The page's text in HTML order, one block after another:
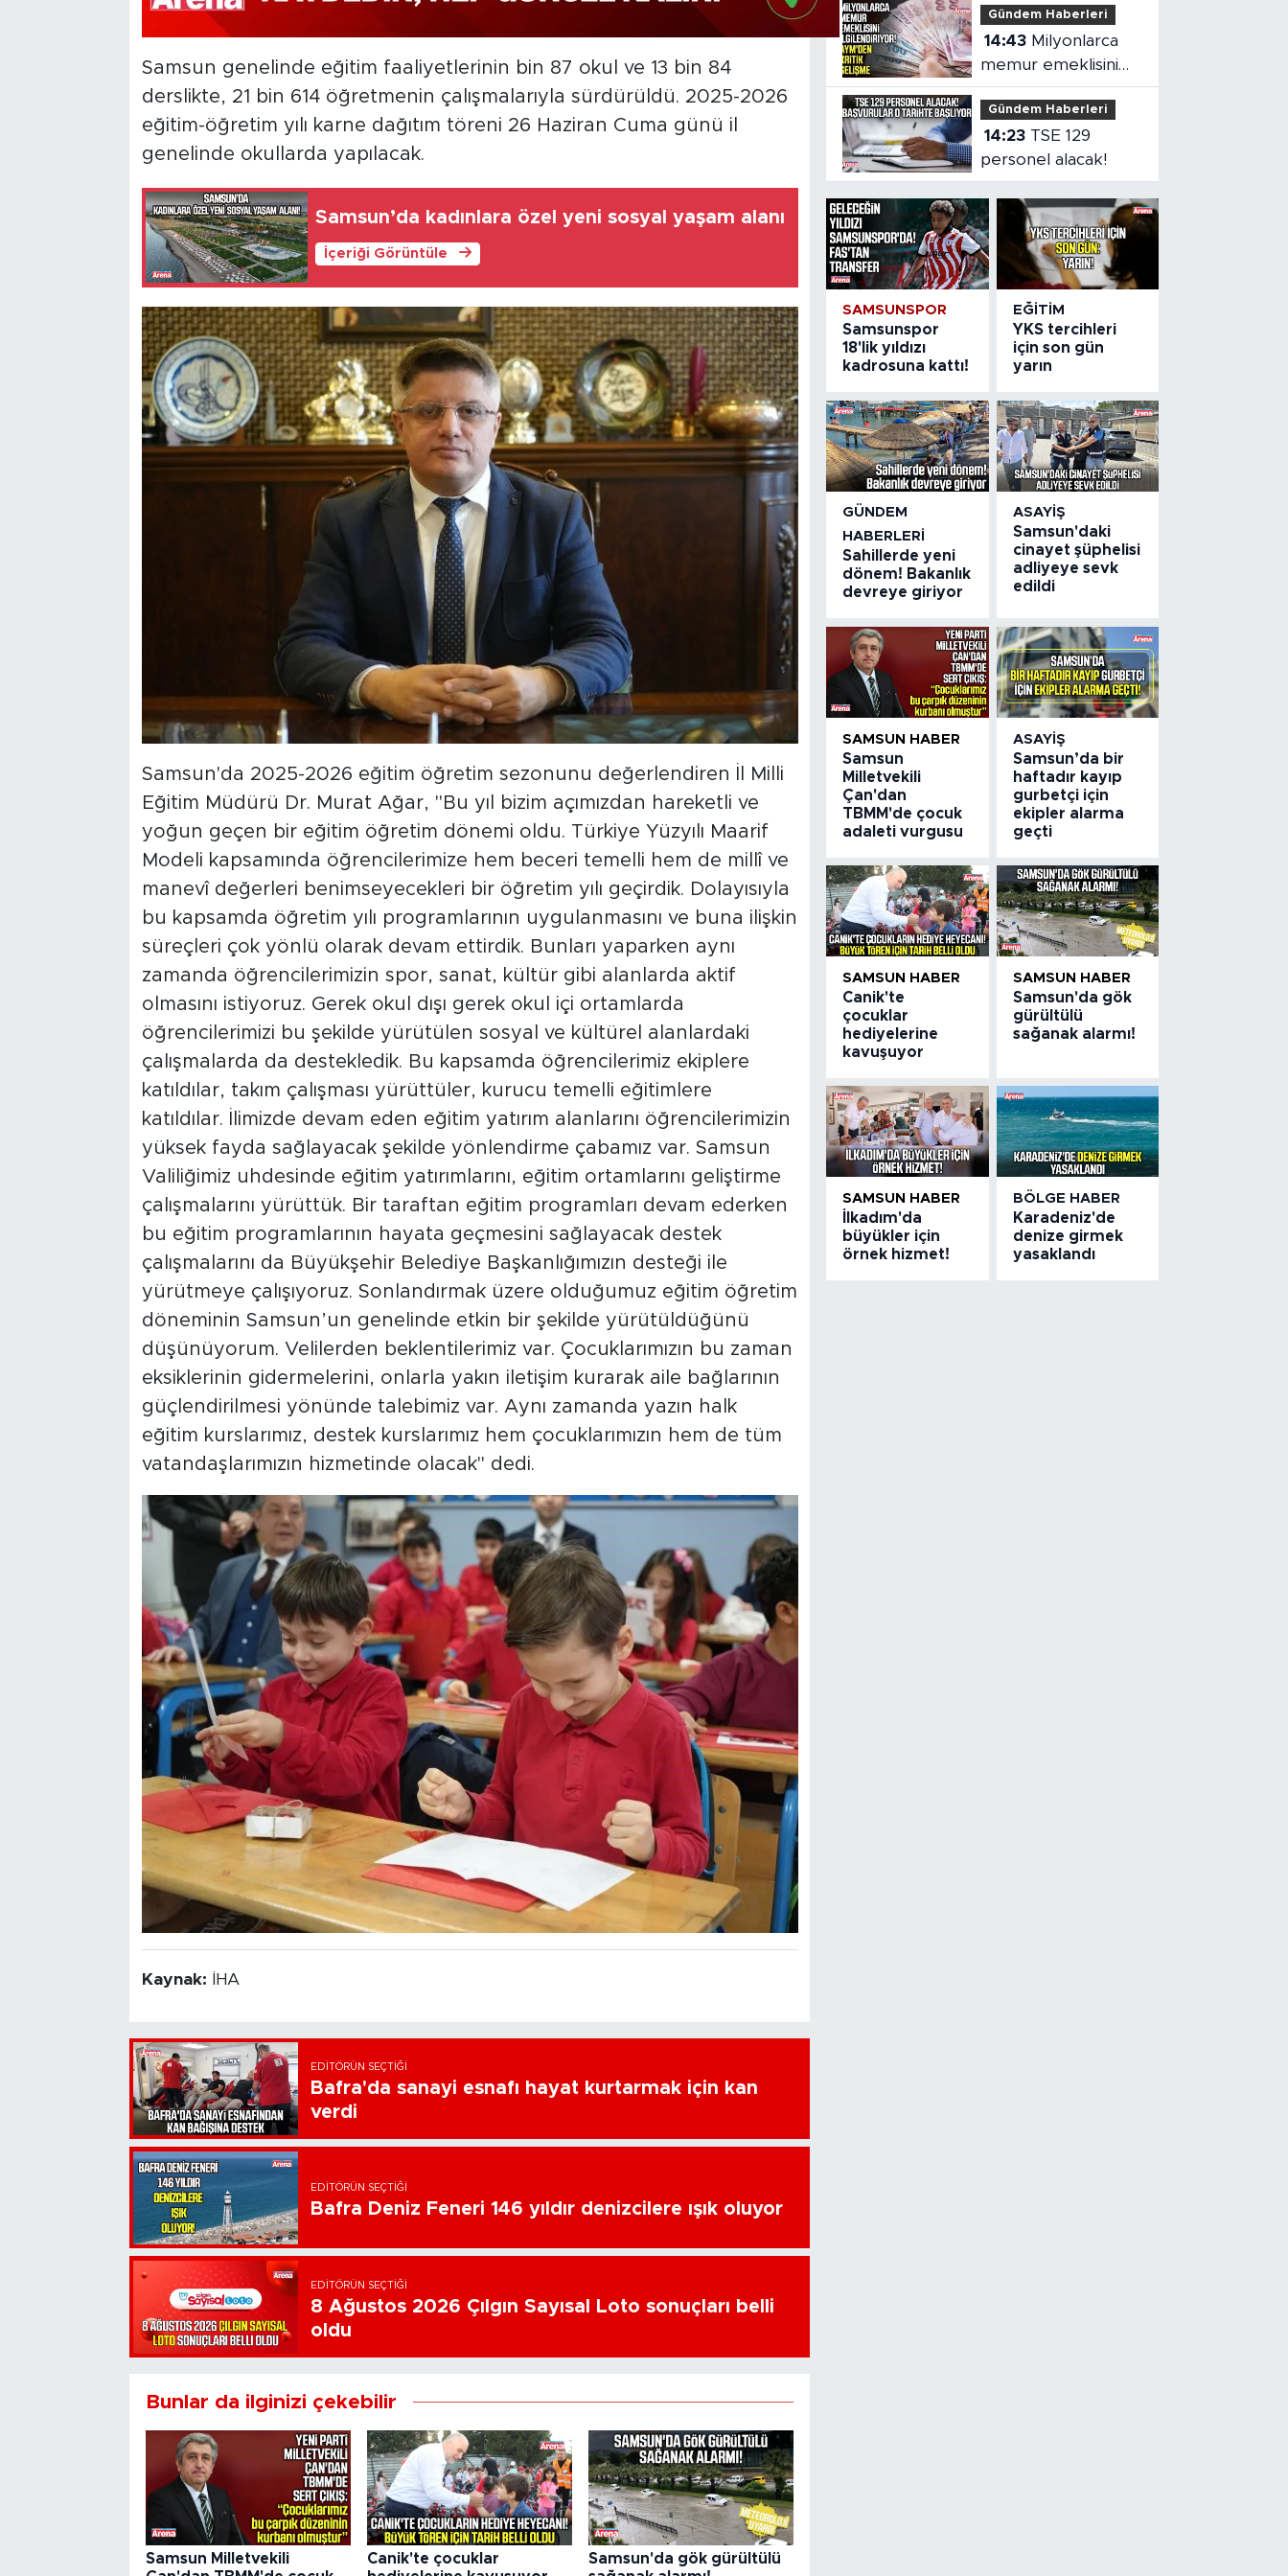
Samsun genelinde eğitim faaliyetlerinin bin 87 okul ve 13 bin 84
derslikte, 21 bin 614 öğretmenin çalışmalarıyla sürdürüldü. 2025-2026
eğitim-öğretim yılı karne dağıtım töreni 26 Haziran Cuma günü il
genelinde okullarda yapılacak.
Samsun’da kadınlara özel yeni sosyal yaşam alanı
İçeriği Görüntüle
Samsun'da 2025-2026 eğitim öğretim sezonunu değerlendiren İl Milli
Eğitim Müdürü Dr. Murat Ağar, "Bu yıl bizim açımızdan hareketli ve
yoğun geçen bir eğitim öğretim dönemi oldu. Türkiye Yüzyılı Maarif
Modeli kapsamında öğrencilerimize hem beceri temelli hem de millî ve
manevî değerleri benimseyecekleri bir öğretim yılı geçirdik. Dolayısıyla
bu kapsamda öğretim yılı programlarının uygulanmasını ve buna ilişkin
süreçleri çok yönlü olarak devam ettirdik. Bunları yaparken aynı
zamanda öğrencilerimizin spor, sanat, kültür gibi alanlarda aktif
olmasını istiyoruz. Gerek okul dışı gerek okul içi ortamlarda
öğrencilerimizi bu şekilde yürütülen sosyal ve kültürel alanlardaki
çalışmalarda da destekledik. Bu kapsamda öğrencilerimiz ekiplere
katıldılar, takım çalışması yürüttüler, kurucu temelli eğitimlere
katıldılar. İlimizde devam eden eğitim yatırım alanlarını öğrencilerimizin
yüksek fayda sağlayacak şekilde yönlendirme çabamız var. Samsun
Valiliğimiz uhdesinde eğitim yatırımlarını, eğitim ortamlarını geliştirme
çalışmalarını yürüttük. Bir taraftan eğitim programları devam ederken
bu eğitim programlarının hayata geçmesini sağlayacak destek
çalışmalarını da Büyükşehir Belediye Başkanlığımızın desteği ile
yürütmeye çalışıyoruz. Sonlandırmak üzere olduğumuz eğitim öğretim
döneminin Samsun’un genelinde etkin bir şekilde yürütüldüğünü
düşünüyorum. Velilerden beklentilerimiz var. Çocuklarımızın bu zaman
eksiklerinin gidermelerini, onlarla yakın iletişim kurarak aile bağlarının
güçlendirilmesi yönünde talebimiz var. Aynı zamanda yazın halk
eğitim kurslarımız, destek kurslarımız hem çocuklarımızın hem de tüm
vatandaşlarımızın hizmetinde olacak" dedi.
Kaynak: İHA
EDITÖRÜN SEÇTIĞI
Bafra'da sanayi esnafı hayat kurtarmak için kan
verdi
EDITÖRÜN SEÇTIĞI
Bafra Deniz Feneri 146 yıldır denizcilere ışık oluyor
EDITÖRÜN SEÇTIĞI
8 Ağustos 2026 Çılgın Sayısal Loto sonuçları belli
oldu
Bunlar da ilginizi çekebilir
Samsun Milletvekili
Canik'te çocuklar
Samsun'da gök gürültülü
teklif
Gündem Haberleri
14:43
memur emeklisini
ilgilendiriyor!
Gündem Haberleri
14:23
personel alacak!
SAMSUNSPOR
Samsunspor
18'lik yıldızı
kadrosuna kattı!
EĞITIM
YKS tercihleri
için son gün
yarın
GÜNDEM
HABERLERI
Sahillerde yeni
dönem! Bakanlık
devreye giriyor
ASAYIŞ
Samsun'daki
cinayet şüphelisi
adliyeye sevk
edildi
SAMSUN HABER
Samsun
Milletvekili
Çan'dan
TBMM'de çocuk
adaleti vurgusu
ASAYIŞ
Samsun’da bir
haftadır kayıp
gurbetçi için
ekipler alarma
geçti
SAMSUN HABER
Canik'te
çocuklar
hediyelerine
kavuşuyor
SAMSUN HABER
Samsun'da gök
gürültülü
sağanak alarmı!
SAMSUN HABER
İlkadım'da
büyükler için
örnek hizmet!
BÖLGE HABER
Karadeniz'de
denize girmek
yasaklandı